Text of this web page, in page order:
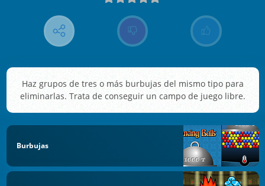
Haz grupos de tres o más burbujas del mismo tipo para
eliminarlas. Trata de conseguir un campo de juego libre.
Burbujas